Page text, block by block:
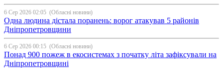
6 Сер 2026 02:05 (Обласні новини)
Одна людина дістала поранень: ворог атакував 5 районів
Дніпропетровщини
6 Сер 2026 00:15 (Обласні новини)
Понад 900 пожеж в екосистемах з початку літа зафіксували на
Дніпропетровщині